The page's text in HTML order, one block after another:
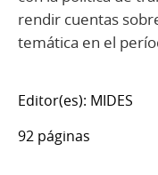
rendir cuentas
temática en el
Editor(es): MIDES
92 páginas